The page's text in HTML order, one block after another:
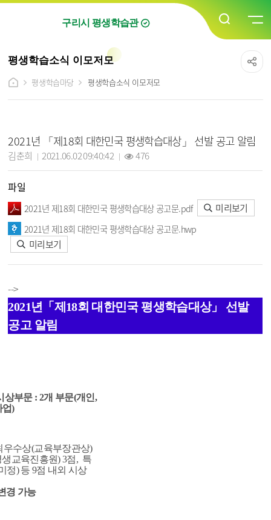
구리시 평생학습관
평생학습소식 이모저모
평생학습마당
평생학습소식 이모저모
2021년 「제18회 대한민국 평생학습대상」 선발 공고 알림
김춘희 2021.06.02 09:40:42 476
파일
2021년 제18회 대한민국 평생학습대상 공고문.pdf
미리보기
2021년 제18회 대한민국 평생학습대상 공고문.hwp
미리보기
-->
2021년「제18회 대한민국 평생학습대상」 선발
공고 알림
부문 : 2개 부문(개인,
업)
우수상(교육부장관상)
교육진흥원) 3점, 특
정) 등 9점 내외 시상
경 가능